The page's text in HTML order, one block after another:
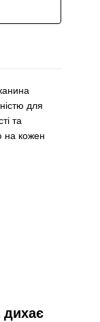
для
та
на кожен